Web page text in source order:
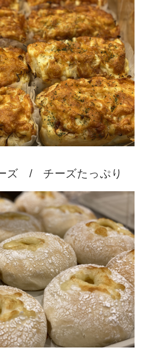
ズ / チーズたっぷり